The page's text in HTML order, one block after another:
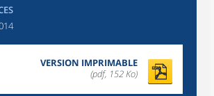
VERSION IMPRIMABLE
(pdf, 152 Ko)